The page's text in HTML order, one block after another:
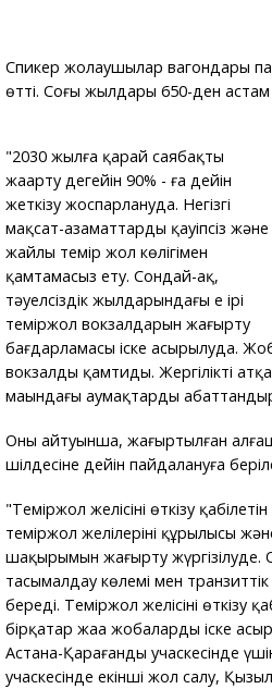
Спикер жолаушылар вагондары
өтті. Соңғы жылдары 650-ден
"2030 жылға қарай саябақты
жаңарту деңгейін 90% - ға дейін
жеткізу жоспарлануда. Негізгі
мақсат-азаматтарды қауіпсіз және
жайлы темір жол көлігімен
қамтамасыз ету. Сондай-ақ,
тәуелсіздік жылдарындағы ең ірі
теміржол вокзалдарын жаңғырту
бағдарламасы іске асырылуда.
вокзалды қамтиды. Жергілікті
маңындағы аумақтарды
Оның айтуынша, жаңғыртылған
шілдесіне дейін пайдалануға
"Теміржол желісінің өткізу
теміржол желілерінің құрылысы
шақырымын жаңғырту жүргізілуде.
тасымалдау көлемі мен транзиттік
береді. Теміржол желісінің өткізу
бірқатар жаңа жобаларды іске
Астана-Қарағанды учаскесінде
учаскесінде екінші жол салу,